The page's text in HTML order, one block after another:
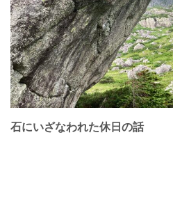
石にいざなわれた休日の話